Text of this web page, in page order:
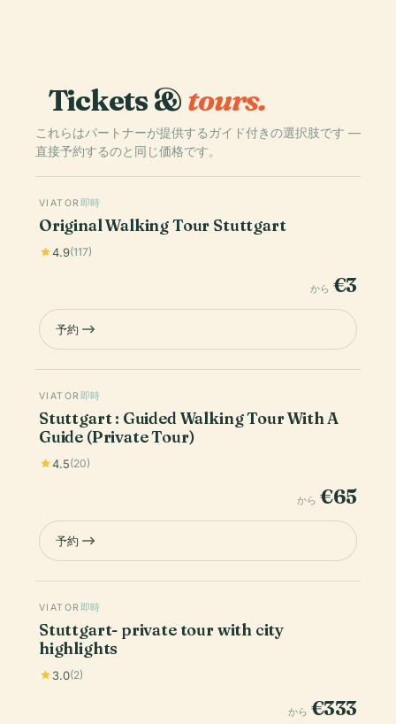
Tickets &tours.
これらはパートナーが提供するガイド付きの選択肢です —
直接予約するのと同じ価格です。
VIATOR 即時
Original Walking Tour Stuttgart
4.9(117)
から €3
予約
VIATOR 即時
Stuttgart : Guided Walking Tour With A
Guide (Private Tour)
4.5(20)
から €65
予約
VIATOR 即時
Stuttgart- private tour with city
highlights
3.0(2)
から €333